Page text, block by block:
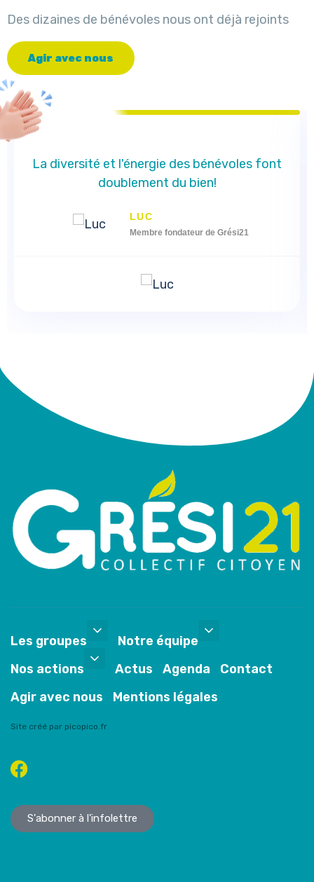
Des dizaines de bénévoles nous ont déjà rejoints
Agir avec nous
La diversité et l'énergie des bénévoles font
doublement du bien!
LUC
Membre fondateur de Grési21
Les groupes
Notre équipe
Nos actions
Actus Agenda
Contact
Agir avec nous
Mentions légales
Site créé par picopico.fr
S'abonner à l'infolettre